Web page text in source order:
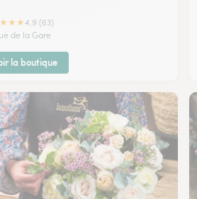
★★★4.9 (63)
de la Gare
la boutique